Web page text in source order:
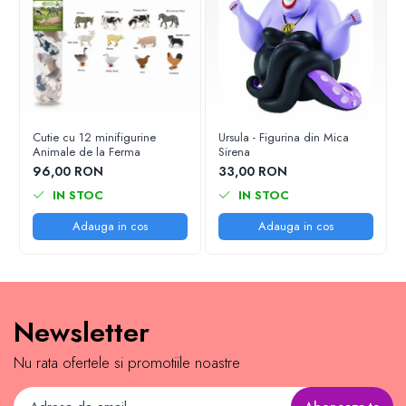
Cutie cu 12 minifigurine
Animale de la Ferma
96,00 RON
IN STOC
Adauga in cos
Ursula - Figurina din Mica
Sirena
33,00 RON
IN STOC
Adauga in cos
Newsletter
Nu rata ofertele si promotiile noastre